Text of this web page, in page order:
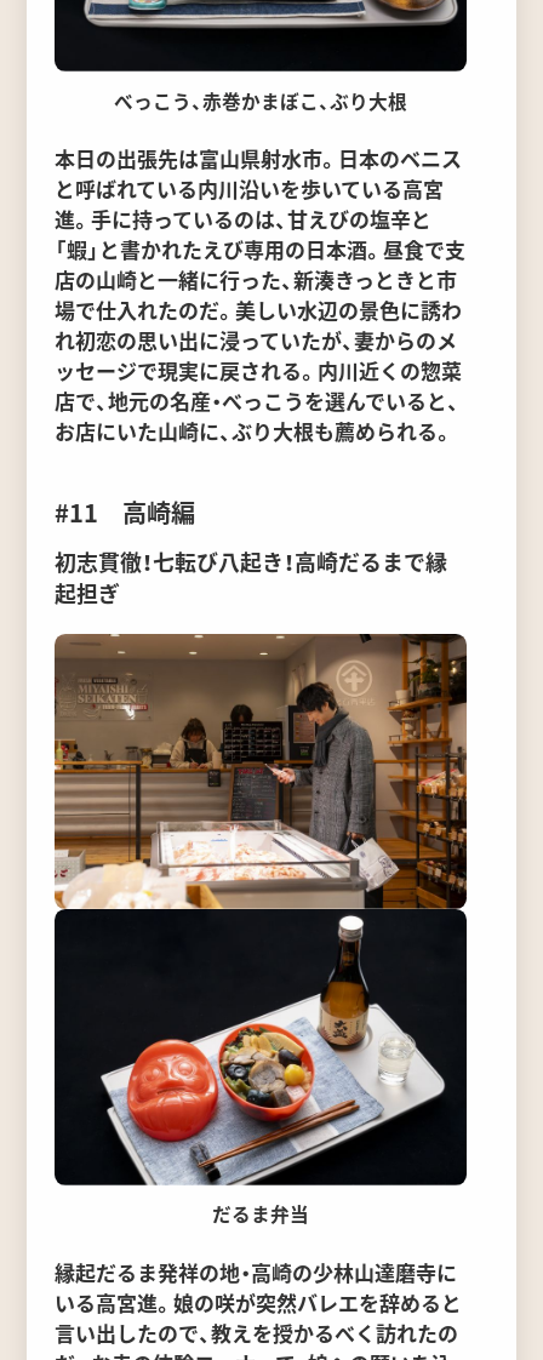
べっこう、赤巻かまぼこ、ぶり大根
本日の出張先は富山県射水市。日本のベニス
と呼ばれている内川沿いを歩いている高宮
進。手に持っているのは、甘えびの塩辛と
「蝦」と書かれたえび専用の日本酒。昼食で支
店の山崎と一緒に行った、新湊きっときと市
場で仕入れたのだ。美しい水辺の景色に誘わ
れ初恋の思い出に浸っていたが、妻からのメ
ッセージで現実に戻される。内川近くの惣菜
店で、地元の名産・べっこうを選んでいると、
お店にいた山崎に、ぶり大根も薦められる。
#11 高崎編
初志貫徹！七転び八起き！高崎だるまで縁
起担ぎ
だるま弁当
縁起だるま発祥の地・高崎の少林山達磨寺に
いる高宮進。娘の咲が突然バレエを辞めると
言い出したので、教えを授かるべく訪れたの